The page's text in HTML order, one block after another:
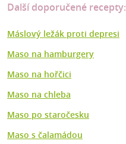
Další doporučené recepty:
Máslový ležák proti depresi
Maso na hamburgery
Maso na hořčici
Maso na chleba
Maso po staročesku
Maso s čalamádou